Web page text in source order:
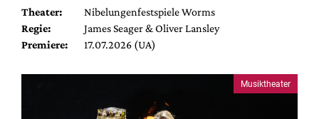
Theater:
Nibelungenfestspiele Worms
Regie:
James Seager & Oliver Lansley
Premiere:
17.07.2026 (UA)
Musiktheater